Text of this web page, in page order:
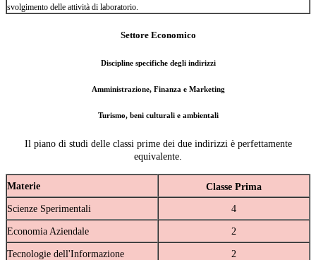
svolgimento delle attività di laboratorio.
Settore Economico
Discipline specifiche degli indirizzi
Amministrazione, Finanza e Marketing
Turismo, beni culturali e ambientali
Il piano di studi delle classi prime dei due indirizzi è perfettamente
equivalente.
Materie Classe Prima
Scienze Sperimentali 4
Economia Aziendale 2
Tecnologie dell'Informazione 2